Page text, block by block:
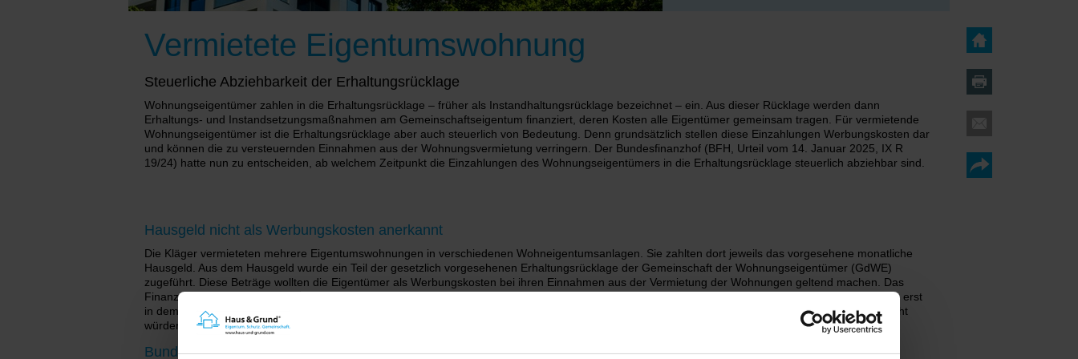
Vermietete Eigentumswohnung
Steuerliche Abziehbarkeit der Erhaltungsrücklage
Wohnungseigentümer zahlen in die Erhaltungsrücklage – früher als Instandhaltungsrücklage bezeichnet – ein. Aus dieser Rücklage werden dann
Erhaltungs- und Instandsetzungsmaßnahmen am Gemeinschaftseigentum finanziert, deren Kosten alle Eigentümer gemeinsam tragen. Für vermietende
Wohnungseigentümer ist die Erhaltungsrücklage aber auch steuerlich von Bedeutung. Denn grundsätzlich stellen diese Einzahlungen Werbungskosten dar
und können die zu versteuernden Einnahmen aus der Wohnungsvermietung verringern. Der Bundesfinanzhof (BFH, Urteil vom 14. Januar 2025, IX R
19/24) hatte nun zu entscheiden, ab welchem Zeitpunkt die Einzahlungen des Wohnungseigentümers in die Erhaltungsrücklage steuerlich abziehbar sind.
Hausgeld nicht als Werbungskosten anerkannt
Die Kläger vermieteten mehrere Eigentumswohnungen in verschiedenen Wohneigentumsanlagen. Sie zahlten dort jeweils das vorgesehene monatliche
Hausgeld. Aus dem Hausgeld wurde ein Teil der gesetzlich vorgesehenen Erhaltungsrücklage der Gemeinschaft der Wohnungseigentümer (GdWE)
zugeführt. Diese Beträge wollten die Eigentümer als Werbungskosten bei ihren Einnahmen aus der Vermietung der Wohnungen geltend machen. Das
Finanzamt erkannte diese Beträge jedoch nicht als Werbungskosten bei den Vermietungseinkünften an. Argument: Ein Werbungskostenabzug könne erst
in dem Jahr erfolgen, in dem die zurückgelegten Mittel für die tatsächlich angefallenen Erhaltungsmaßnahmen am Gemeinschaftseigentum verbraucht
würden. Auch das in der Folge angerufene Finanzgericht wies die Klage der Wohnungseigentümer ab.
Bundesfinanzhof setzt Zusammenhang zur Vermietungstätigkeit voraus